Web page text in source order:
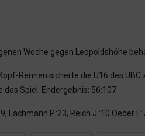
Woche gegen Leopoldshöhe
Rennen sicherte die U16 des
Spiel. Endergebnis: 56:107
Lachmann P.:23, Reich J.:10 Oeder